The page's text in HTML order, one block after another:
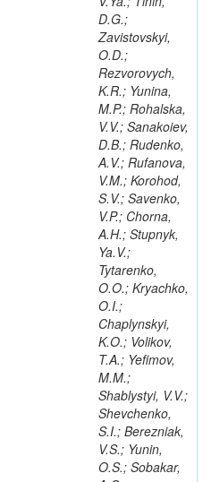
D.G.;
Zavistovskyi,
O.D.;
Rezvorovych,
K.R.; Yunina,
M.P.; Rohalska,
V.V.; Sanakoiev,
D.B.; Rudenko,
A.V.; Rufanova,
V.M.; Korohod,
S.V.; Savenko,
V.P.; Chorna,
A.H.; Stupnyk,
Ya.V.;
Tytarenko,
O.O.; Kryachko,
O.I.;
Chaplynskyi,
K.O.; Volikov,
T.A.; Yefimov,
M.M.;
Shablystyi, V.V.;
Shevchenko,
S.I.; Berezniak,
V.S.; Yunin,
O.S.; Sobakar,